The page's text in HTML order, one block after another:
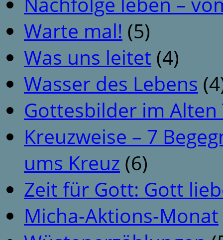
Warte mal! (5)
Was uns leitet (4)
Wasser des Lebens
Gottesbilder im
Kreuzweise – 7
ums Kreuz (6)
Zeit für Gott: Gott
Micha-Aktions-Monat